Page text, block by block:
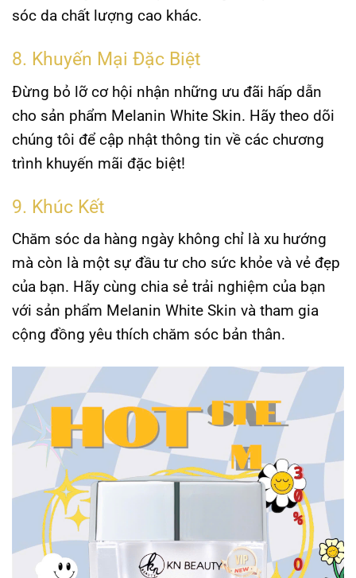
sóc da chất lượng cao khác.
8. Khuyến Mại Đặc Biệt
Đừng bỏ lỡ cơ hội nhận những ưu đãi hấp dẫn
cho sản phẩm Melanin White Skin. Hãy theo dõi
chúng tôi để cập nhật thông tin về các chương
trình khuyến mãi đặc biệt!
9. Khúc Kết
Chăm sóc da hàng ngày không chỉ là xu hướng
mà còn là một sự đầu tư cho sức khỏe và vẻ đẹp
của bạn. Hãy cùng chia sẻ trải nghiệm của bạn
với sản phẩm Melanin White Skin và tham gia
cộng đồng yêu thích chăm sóc bản thân.